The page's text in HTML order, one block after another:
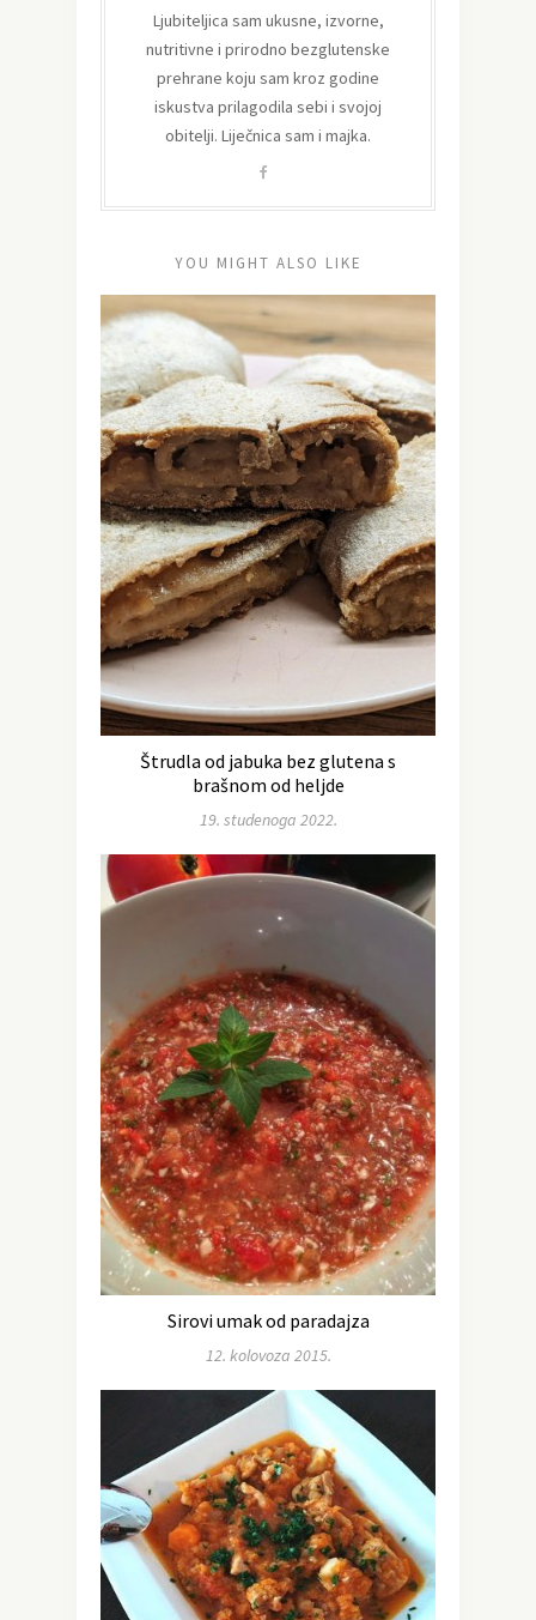
Ljubiteljica sam ukusne, izvorne,
nutritivne i prirodno bezglutenske
prehrane koju sam kroz godine
iskustva prilagodila sebi i svojoj
obitelji. Liječnica sam i majka.
YOU MIGHT ALSO LIKE
Štrudla od jabuka bez glutena s
brašnom od heljde
19. studenoga 2022.
Sirovi umak od paradajza
12. kolovoza 2015.